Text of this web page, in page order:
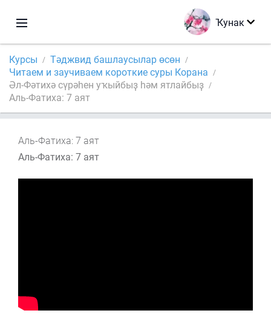
Ҡунак
Курсы
Тәджвид башлаусылар өсөн
Читаем и заучиваем короткие суры Корана
Әл-Фәтихә сүрәһен уҡыйбыҙ һәм ятлайбыҙ
Аль-Фатиха: 7 аят
Аль-Фатиха: 7 аят
Аль-Фатиха: 7 аят